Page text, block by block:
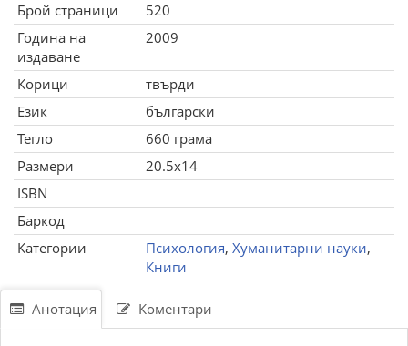
Брой страници
520
Година на
издаване
2009
Корици
твърди
Език
български
Тегло
660 грама
Размери
20.5x14
ISBN
Баркод
Категории
Психология, Хуманитарни науки,
Книги
Анотация Коментари